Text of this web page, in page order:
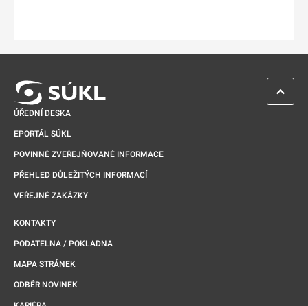
ÚŘEDNÍ DESKA
EPORTÁL SÚKL
POVINNĚ ZVEŘEJŇOVANÉ INFORMACE
PŘEHLED DŮLEŽITÝCH INFORMACÍ
VEŘEJNÉ ZAKÁZKY
KONTAKTY
PODATELNA / POKLADNA
MAPA STRÁNEK
ODBĚR NOVINEK
ZPĚT